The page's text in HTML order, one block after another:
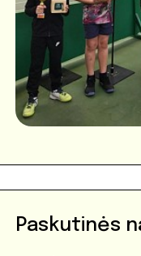
Paskutinės